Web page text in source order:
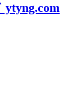
ytyng.com